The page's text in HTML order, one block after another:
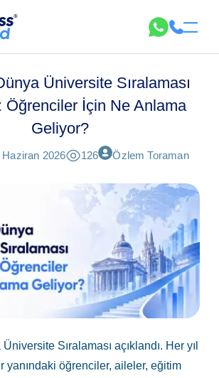
Üniversite Sıralaması
Öğrenciler İçin Ne Anlama
Geliyor?
Haziran 2026 126 Özlem Toraman
Sıralaması açıklandı. Her yıl
yanındaki öğrenciler, aileler, eğitim